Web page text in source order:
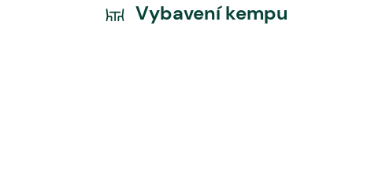
Vybavení kempu